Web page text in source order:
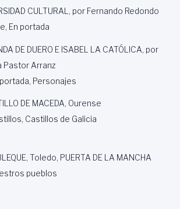
CULTURAL, por Fernando Redondo
En portada
DE DUERO E ISABEL LA CATÓLICA, por
Pastor Arranz
portada, Personajes
DE MACEDA, Ourense
Castillos de Galicia
Toledo, PUERTA DE LA MANCHA
pueblos